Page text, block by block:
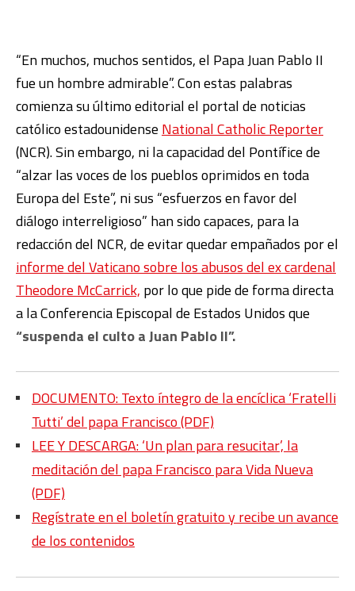
“En muchos, muchos sentidos, el Papa Juan Pablo II
fue un hombre admirable”. Con estas palabras
comienza su último editorial el portal de noticias
católico estadounidense National Catholic Reporter
(NCR). Sin embargo, ni la capacidad del Pontífice de
“alzar las voces de los pueblos oprimidos en toda
Europa del Este”, ni sus “esfuerzos en favor del
diálogo interreligioso” han sido capaces, para la
redacción del NCR, de evitar quedar empañados por el
informe del Vaticano sobre los abusos del ex cardenal
Theodore McCarrick, por lo que pide de forma directa
a la Conferencia Episcopal de Estados Unidos que
“suspenda el culto a Juan Pablo II”.
DOCUMENTO: Texto íntegro de la encíclica ‘Fratelli
Tutti’ del papa Francisco (PDF)
LEE Y DESCARGA: ‘Un plan para resucitar’, la
meditación del papa Francisco para Vida Nueva
(PDF)
Regístrate en el boletín gratuito y recibe un avance
de los contenidos